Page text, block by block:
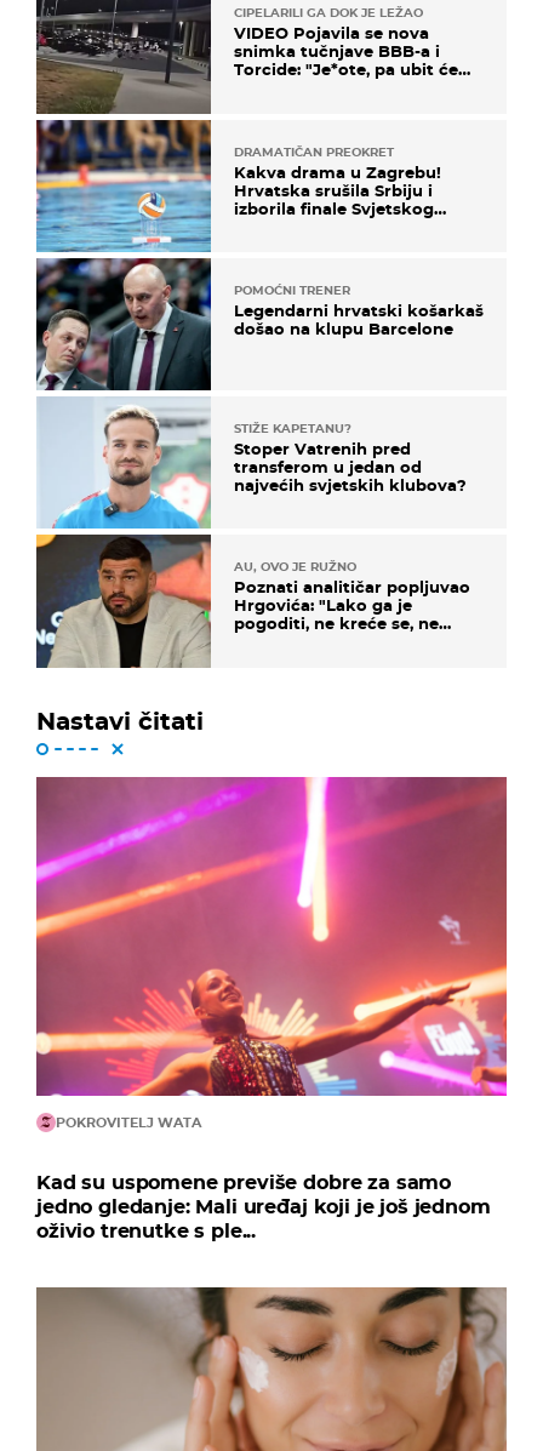
CIPELARILI GA DOK JE LEŽAO
VIDEO Pojavila se nova
snimka tučnjave BBB-a i
Torcide: "Je*ote, pa ubit će
DRAMATIČAN PREOKRET
Kakva drama u Zagrebu!
Hrvatska srušila Srbiju i
izborila finale Svjetskog
POMOĆNI TRENER
Legendarni hrvatski košarkaš
došao na klupu Barcelone
STIŽE KAPETANU?
Stoper Vatrenih pred
transferom u jedan od
najvećih svjetskih klubova?
AU, OVO JE RUŽNO
Poznati analitičar popljuvao
Hrgovića: "Lako ga je
pogoditi, ne kreće se, ne
Nastavi čitati
POKROVITELJ WATA
Kad su uspomene previše dobre za samo
jedno gledanje: Mali uređaj koji je još jednom
oživio trenutke s ple...